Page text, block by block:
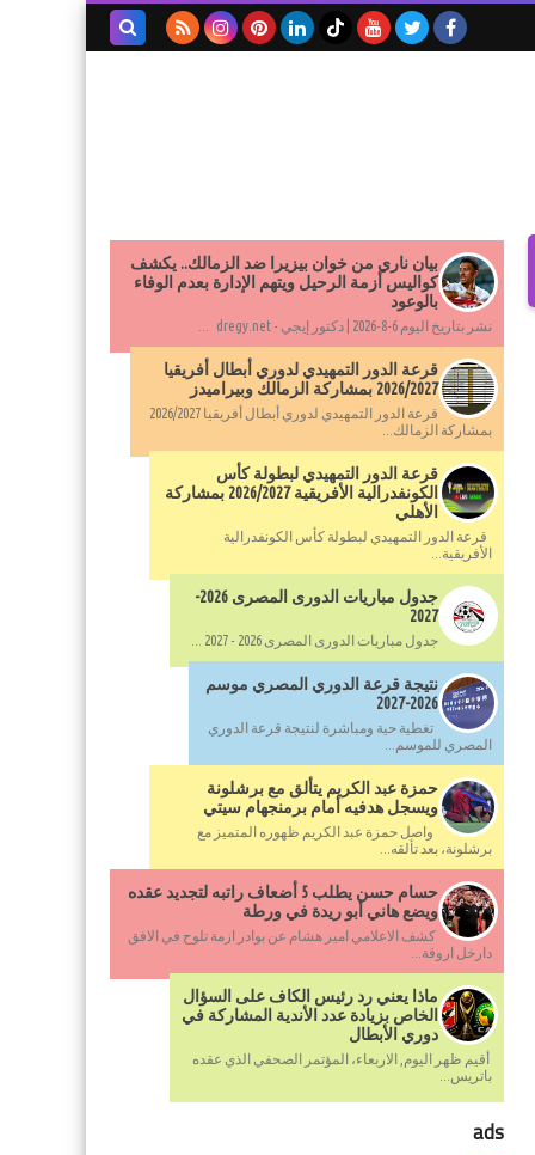
بيان ناري من خوان بيزيرا ضد الزمالك.. يكشف
كواليس أزمة الرحيل ويتهم الإدارة بعدم الوفاء
بالوعود
نشر بتاريخ اليوم 6-8-2026 | دكتور إيجي - dregy.net ...
قرعة الدور التمهيدي لدوري أبطال أفريقيا
2026/2027 بمشاركة الزمالك وبيراميدز
قرعة الدور التمهيدي لدوري أبطال أفريقيا 2026/2027
بمشاركة الزمالك...
قرعة الدور التمهيدي لبطولة كأس
الكونفدرالية الأفريقية 2026/2027 بمشاركة
الأهلي
قرعة الدور التمهيدي لبطولة كأس الكونفدرالية
الأفريقية...
جدول مباريات الدورى المصرى 2026-
2027
جدول مباريات الدورى المصرى 2026 - 2027 ...
نتيجة قرعة الدوري المصري موسم
2026-2027
تغطية حية ومباشرة لنتيجة قرعة الدوري
المصري للموسم...
حمزة عبد الكريم يتألق مع برشلونة
ويسجل هدفيه أمام برمنجهام سيتي
واصل حمزة عبد الكريم ظهوره المتميز مع
برشلونة، بعد تألقه...
حسام حسن يطلب 5 أضعاف راتبه لتجديد عقده
ويضع هاني أبو ريدة في ورطة
كشف الاعلامي امير هشام عن بوادر ازمة تلوح في الافق
دارخل اروقة...
ماذا يعني رد رئيس الكاف على السؤال
الخاص بزيادة عدد الأندية المشاركة في
دوري الأبطال
أقيم ظهر اليوم, الاربعاء، المؤتمر الصحفي الذي عقده
باتريس...
ads